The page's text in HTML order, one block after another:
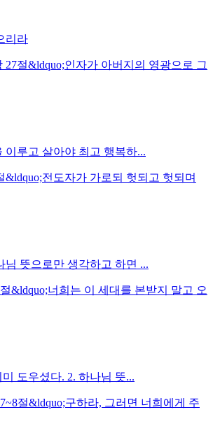
리라
27절&ldquo;인자가 아버지의 영광으로 그
이루고 살아야 최고 행복하...
&ldquo;전도자가 가로되 헛되고 헛되며
님 뜻으로만 생각하고 하면 ...
&ldquo;너희는 이 세대를 본받지 말고 오
도우셨다. 2. 하나님 뜻...
절&ldquo;구하라, 그러면 너희에게 주